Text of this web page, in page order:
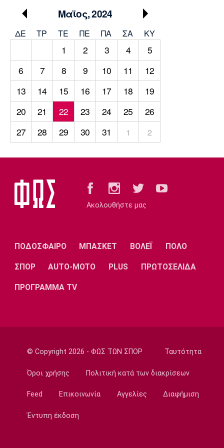
Running
Media
Παρασκήνιο
Ιωνικός Κηφισιά Πανσερραϊκός
Μπαρτσελόνα
Ρεάλ
Ατλέτικο
Ίντερ
Ντόρτμουντ
Ζερμέν
Μαϊος, 2024
ΔΕ ΤΡ TΕ ΠΕ ΠΑ ΣΑ ΚΥ
1 2 3 4
5
6
7 8 9 10 11
12
13
14 15 16 17 18
19
20
21 22 23 24 25
26
27
28 29 30 31 1 2
Ακολουθήστε μας
ΠΟΔΟΣΦΑΙΡΟ ΜΠΑΣΚΕΤ ΒΟΛΕΪ ΠΟΛΟ
ΣΠΟΡ AUTO-MOTO PLUS ΠΡΩΤΟΣΕΛΙΔΑ
ΠΡΟΓΡΑΜΜΑ TV
© Copyright 2026 - ΦΩΣ ΤΩΝ ΣΠΟΡ Ταυτότητα
Όροι χρήσης Πολιτική κατά των διακρίσεων
Feed Επικοινωνία Αγγελίες Διαφήμιση
Έντυπη έκδοση